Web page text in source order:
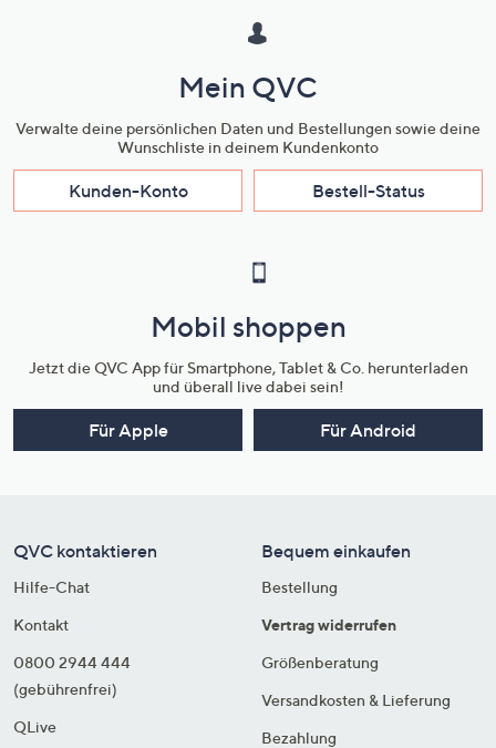
Mein QVC
Verwalte deine persönlichen Daten und Bestellungen sowie deine
Wunschliste in deinem Kundenkonto
Kunden-Konto Bestell-Status
Mobil shoppen
Jetzt die QVC App für Smartphone, Tablet & Co. herunterladen
und überall live dabei sein!
Für Apple Für Android
QVC kontaktieren
Hilfe-Chat
Kontakt
0800 2944 444
(gebührenfrei)
QLive
Bequem einkaufen
Bestellung
Vertrag widerrufen
Größenberatung
Versandkosten & Lieferung
Bezahlung